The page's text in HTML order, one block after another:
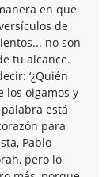
en que
de
no son
tu alcance.
‘¿Quién
los oigamos y
está
para
Pablo
pero lo